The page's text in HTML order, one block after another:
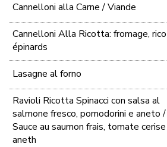
Cannelloni alla Carne / Viande
Cannelloni Alla Ricotta: fromage,
épinards
Lasagne al forno
Ravioli Ricotta Spinacci con salsa al
salmone fresco, pomodorini e aneto /
Sauce au saumon frais, tomate
aneth